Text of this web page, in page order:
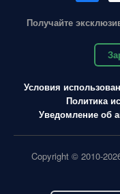
Получайте
Условия
Политика
Уведомление об
Copyright © 2010-